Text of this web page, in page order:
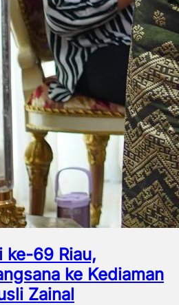
ke-69 Riau,
ke Kediaman
Zainal